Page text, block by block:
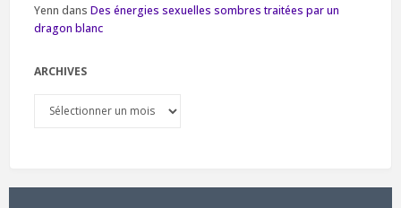
Yenn dans Des énergies sexuelles sombres traitées par un
dragon blanc
ARCHIVES